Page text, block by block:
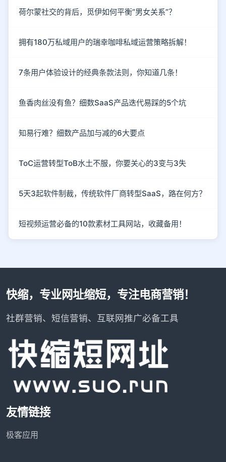
荷尔蒙社交的背后，觅伊如何平衡“男女关系”？
拥有180万私域用户的瑞幸咖啡私域运营策略拆解！
7条用户体验设计的经典条款法则，你知道几条！
鱼香肉丝没有鱼？细数SaaS产品迭代易踩的5个坑
知易行难？细数产品加与减的6大要点
ToC运营转型ToB水土不服，你要关心的3变与3失
5天3起软件制裁，传统软件厂商转型SaaS，路在何方？
短视频运营必备的10款素材工具网站，收藏备用！
快缩，专业网址缩短，专注电商营销！
社群营销、短信营销、互联网推广必备工具
友情链接
极客应用